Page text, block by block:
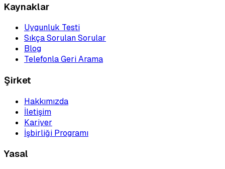
Kaynaklar
Uygunluk Testi
Sıkça Sorulan Sorular
Blog
Telefonla Geri Arama
Şirket
Hakkımızda
İletişim
Kariyer
İşbirliği Programı
Yasal